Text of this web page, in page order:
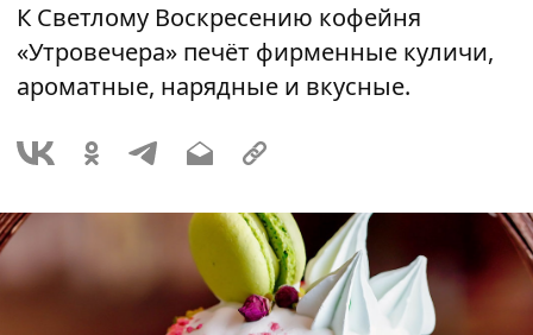
К Светлому Воскресению кофейня
«Утровечера» печёт фирменные куличи,
ароматные, нарядные и вкусные.